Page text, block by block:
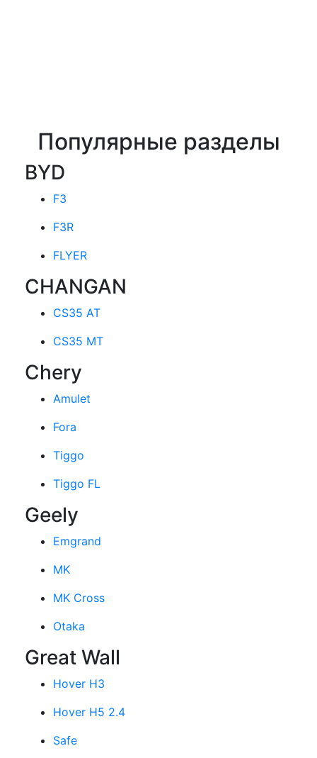
Популярные разделы
BYD
F3
F3R
FLYER
CHANGAN
CS35 AT
CS35 MT
Chery
Amulet
Fora
Tiggo
Tiggo FL
Geely
Emgrand
MK
MK Cross
Otaka
Great Wall
Hover H3
Hover H5 2.4
Safe